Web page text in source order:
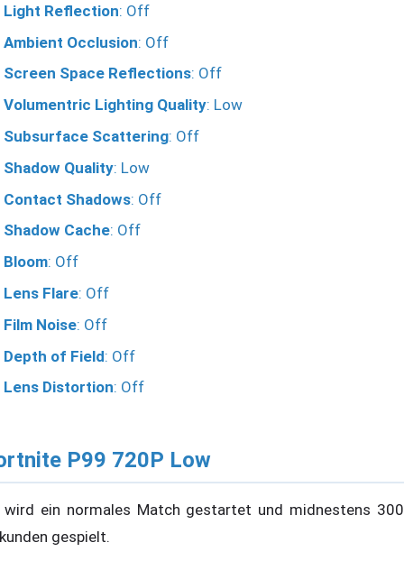
Light Reflection: Off
Ambient Occlusion: Off
Screen Space Reflections: Off
Volumentric Lighting Quality: Low
Subsurface Scattering: Off
Shadow Quality: Low
Contact Shadows: Off
Shadow Cache: Off
Bloom: Off
Lens Flare: Off
Film Noise: Off
Depth of Field: Off
Lens Distortion: Off
P99 720P Low
wird ein normales Match gestartet und midnestens 300
gespielt.